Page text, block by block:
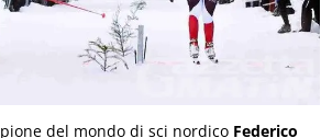
del mondo di sci nordico Federico